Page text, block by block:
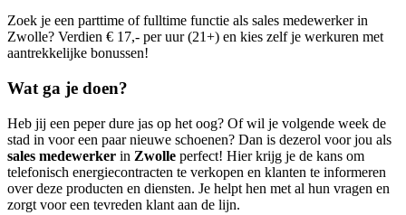
Zoek je een parttime of fulltime functie als sales medewerker in
Zwolle? Verdien € 17,- per uur (21+) en kies zelf je werkuren met
aantrekkelijke bonussen!
Wat ga je doen?
Heb jij een peper dure jas op het oog? Of wil je volgende week de
stad in voor een paar nieuwe schoenen? Dan is dezerol voor jou als
sales medewerker in Zwolle perfect! Hier krijg je de kans om
telefonisch energiecontracten te verkopen en klanten te informeren
over deze producten en diensten. Je helpt hen met al hun vragen en
zorgt voor een tevreden klant aan de lijn.